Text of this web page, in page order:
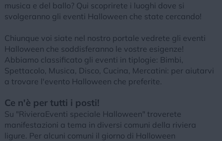
musica e del ballo? Qui scoprirete i luoghi dove si
svolgeranno gli eventi Halloween che state cercando!
Chiunque voi siate nel nostro portale vedrete gli eventi
Halloween che soddisferanno le vostre esigenze!
Abbiamo classificato gli eventi in tiplogie: Bimbi,
Spettacolo, Musica, Disco, Cucina, Mercatini: per aiutarvi
a trovare l'evento Halloween che preferite.
Ce n'è per tutti i posti!
Su "RivieraEventi speciale Halloween" troverete
manifestazioni a tema in diversi comuni della riviera
ligure. Per alcuni comuni il giorno di Halloween